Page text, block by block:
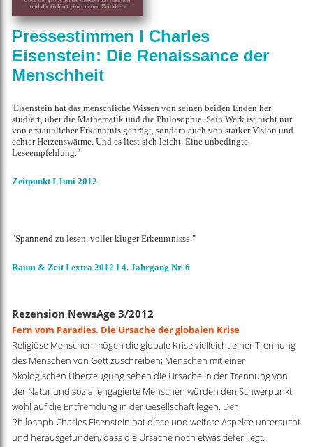
Pressestimmen I Charles
Eisenstein: Die Renaissance der
Menschheit
'Eisenstein hat das menschliche Wissen von seinen beiden Enden her
studiert, über die Mathematik und die Philosophie. Sein Werk ist nicht nur
von erstaunlicher Erkenntnis geprägt, sondern auch von starker Vision und
echter Herzenswärme. Und es liest sich leicht. Eine unbedingte
Leseempfehlung."
Zeitpunkt I Juni 2012
"Spannend zu lesen, voller kluger Erkenntnisse."
Raum & Zeit I extra 2012 I 4. Jahrgang Nr. 6
Rezension NewsAge 3/2012
Fern vom Paradies. Die Ursache der globalen Krise
Religiöse Menschen mögen die globale Krise vielleicht einer Trennung
des Menschen von Gott zuschreiben; Menschen mit einer
ökologischen Überzeugung sehen die Ursache in der Trennung von
der Natur und sozial engagierte Menschen würden den Schwerpunkt
wohl auf die Entfremdung in der Gesellschaft legen. Der
Philosoph Charles Eisenstein hat diese und weitere Aspekte untersucht
und herausgefunden, dass die Ursache noch etwas tiefer liegt.